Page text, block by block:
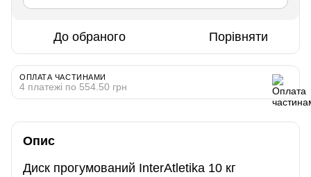
До обраного Порівняти
ОПЛАТА ЧАСТИНАМИ
4 платежі по 554.50 грн
Опис
Диск прогумований InterAtletika 10 кг